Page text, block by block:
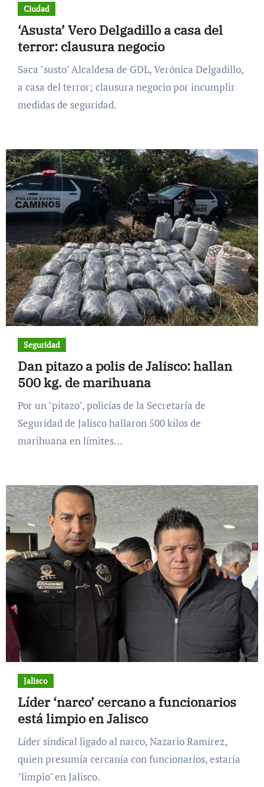
Ciudad
‘Asusta’ Vero Delgadillo a casa del
terror: clausura negocio
Saca "susto" Alcaldesa de GDL, Verónica Delgadillo,
a casa del terror; clausura negocio por incumplir
medidas de seguridad.
Seguridad
Dan pitazo a polis de Jalisco: hallan
500 kg. de marihuana
Por un "pitazo", policías de la Secretaría de
Seguridad de Jalisco hallaron 500 kilos de
marihuana en límites…
Jalisco
Líder ‘narco’ cercano a funcionarios
está limpio en Jalisco
Líder sindical ligado al narco, Nazario Ramírez,
quien presumía cercanía con funcionarios, estaría
"limpio" en Jalisco.